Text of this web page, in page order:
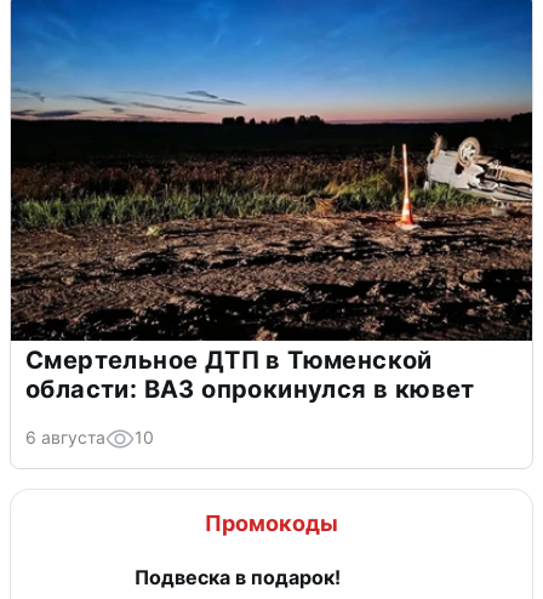
Смертельное ДТП в Тюменской
области: ВАЗ опрокинулся в кювет
6 августа 10
Промокоды
Подвеска в подарок!